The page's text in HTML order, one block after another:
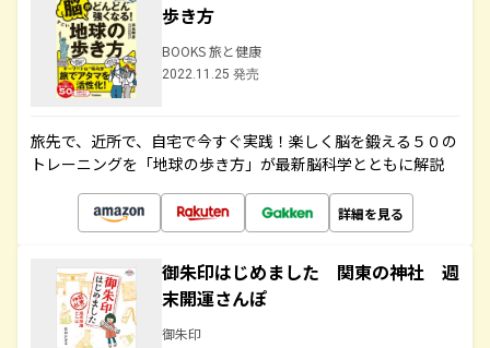
歩き方
BOOKS 旅と健康
2022.11.25 発売
旅先で、近所で、自宅で今すぐ実践！楽しく脳を鍛える５０の
トレーニングを「地球の歩き方」が最新脳科学とともに解説
詳細を見る
御朱印はじめました 関東の神社 週
末開運さんぽ
御朱印